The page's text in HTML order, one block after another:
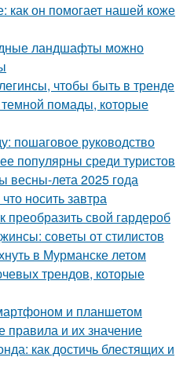
как он помогает нашей коже
ландшафты можно
чтобы быть в тренде
помады, которые
пошаговое руководство
популярны среди туристов
весны-лета 2025 года
носить завтра
свой гардероб
советы от стилистов
в Мурманске летом
трендов, которые
и планшетом
правила и их значение
как достичь блестящих и